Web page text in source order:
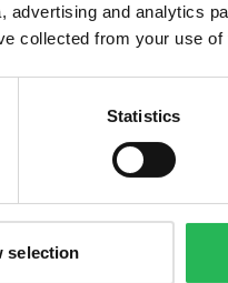
and analytics
collected from your use
Statistics
selection
‘openness’, som
på nøyaktigheten av
Google Business
Maps.
rette dere etter
vil bli funnet på i
dette.
profiler har